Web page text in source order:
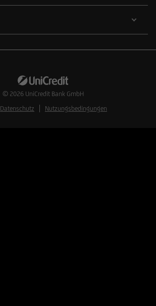
© 2026 UniCredit Bank GmbH
Datenschutz Nutzungsbedingungen